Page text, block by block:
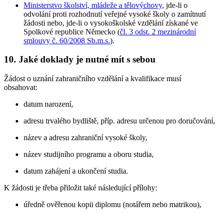
Ministerstvo školství, mládeže a tělovýchovy, jde-li o
odvolání proti rozhodnutí veřejné vysoké školy o zamítnutí
žádosti nebo, jde-li o vysokoškolské vzdělání získané ve
Spolkové republice Německo (čl. 3 odst. 2 mezinárodní
smlouvy č. 60/2008 Sb.m.s.).
10. Jaké doklady je nutné mít s sebou
Žádost o uznání zahraničního vzdělání a kvalifikace musí
obsahovat:
datum narození,
adresu trvalého bydliště, příp. adresu určenou pro doručování,
název a adresu zahraniční vysoké školy,
název studijního programu a oboru studia,
datum zahájení a ukončení studia.
K žádosti je třeba přiložit také následující přílohy:
úředně ověřenou kopii diplomu (notářem nebo matrikou),